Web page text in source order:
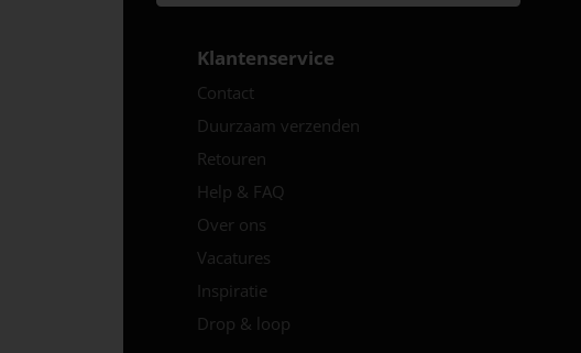
Klantenservice
Contact
Duurzaam verzenden
Retouren
Help & FAQ
Over ons
Vacatures
Inspiratie
Drop & loop